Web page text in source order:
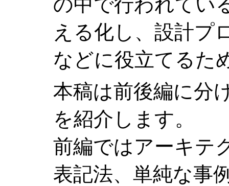
の中で行われてい
える化し、設計プ
などに役立てるた
本稿は前後編に分
を紹介します。
前編ではアーキテ
表記法、単純な事